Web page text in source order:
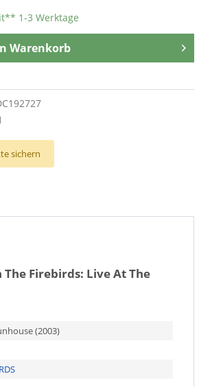
1-3 Werktage
Warenkorb
sichern
The Firebirds: Live At The
(2003)